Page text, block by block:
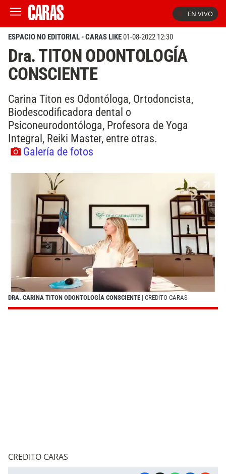
EN VIVO
ESPACIO NO EDITORIAL - CARAS LIKE01-08-2022 12:30
Dra. TITON ODONTOLOGÍA
CONSCIENTE
Carina Titon es Odontóloga, Ortodoncista,
Biodescodificadora dental o
Psiconeurodontóloga, Profesora de Yoga
Integral, Reiki Master, entre otras.
Galería de fotos
DRA. CARINA TITON ODONTOLOGÍA CONSCIENTE | CREDITO CARAS
CREDITO CARAS